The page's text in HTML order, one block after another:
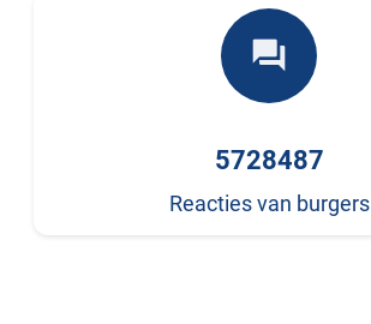
forum
5728487
Reacties van burgers